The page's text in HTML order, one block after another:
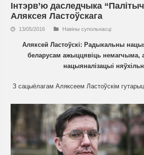
Інтэрв’ю даследчыка
Аляксея Ластоўскага
13/05/2016 Навiны супольнасцi
Аляксей Ластоўскі: Радыкальны
беларусам ажыццявіць немагчыма,
нацыяналізацыі
З сацыёлагам Аляксеем Ластоўскім